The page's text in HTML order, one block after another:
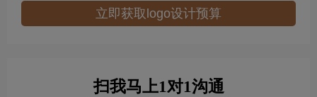
立即获取logo设计预算
扫我马上1对1沟通